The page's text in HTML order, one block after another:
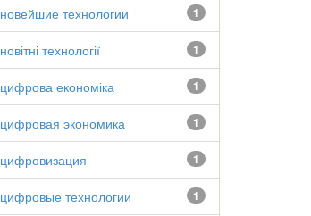
1
новейшие технологии
1
новітні технології
1
цифрова економіка
1
цифровая экономика
1
цифровизация
1
цифровые технологии